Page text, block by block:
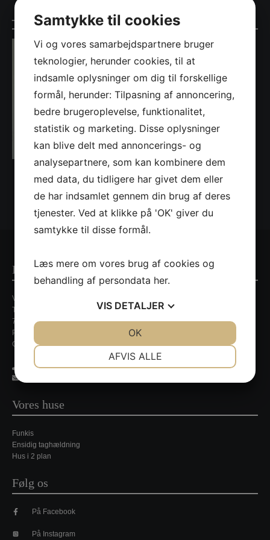
_S5A7509
Kontaktinformationer
Villa Nordic
Tirsbækvej 13A
7120 Vejle Ø
Persondatapolitik
CVR. nr. 35648429
21 35 49 44
Vores huse
Funkis
Ensidig taghældning
Hus i 2 plan
Følg os
På Facebook
På Instagram
Samtykke til cookies
Vi og vores samarbejdspartnere bruger
teknologier, herunder cookies, til at
indsamle oplysninger om dig til forskellige
formål, herunder: Tilpasning af annoncering,
bedre brugeroplevelse, funktionalitet,
statistik og marketing. Disse oplysninger
kan blive delt med annoncerings- og
analysepartnere, som kan kombinere dem
med data, du tidligere har givet dem eller
de har indsamlet gennem din brug af deres
tjenester. Ved at klikke på 'OK' giver du
samtykke til disse formål.
Læs mere om vores brug af cookies og
behandling af persondata her.
VIS DETALJER
AFVIS ALLE
OK